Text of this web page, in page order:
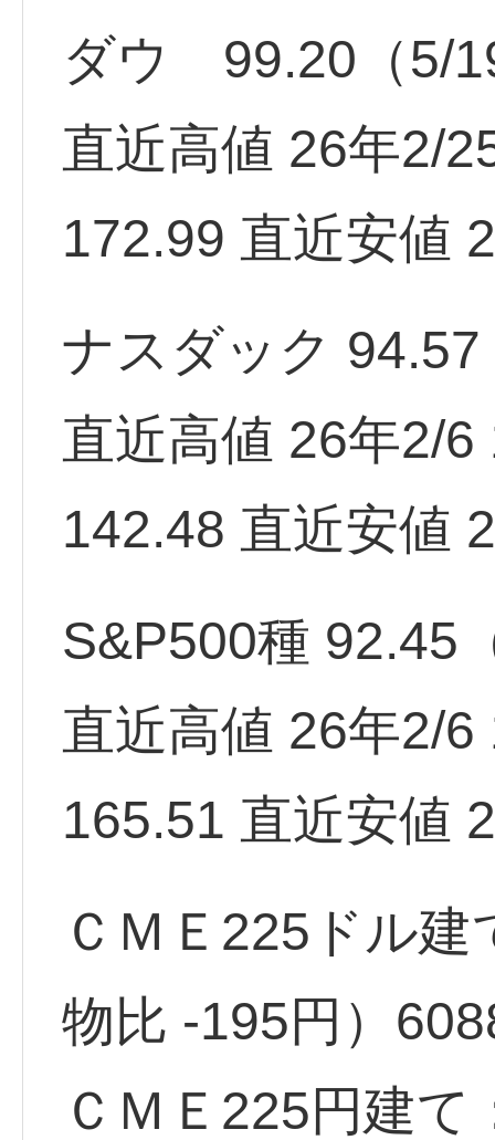
ダウ 99.20（
直近高値 26年2/
172.99 直近安値
ナスダック
直近高値 26年2/
142.48 直近安値
S&P500種 92.45
直近高値 26年2/
165.51 直近安値
ＣＭＥ225ドル
物比 -195円）
ＣＭＥ225円建